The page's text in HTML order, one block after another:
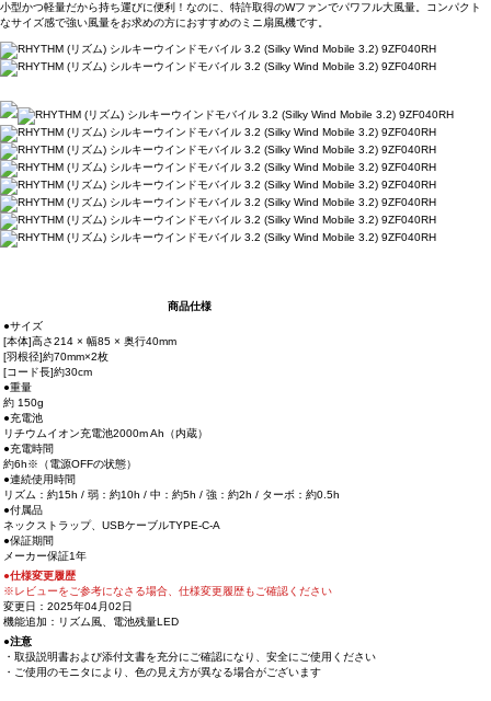
小型かつ軽量だから持ち運びに便利！なのに、特許取得のWファンでパワフル大風量。コンパクト
なサイズ感で強い風量をお求めの方におすすめのミニ扇風機です。
商品仕様
●サイズ
[本体]高さ214 × 幅85 × 奥行40mm
[羽根径]約70mm×2枚
[コード長]約30cm
●重量
約 150g
●充電池
リチウムイオン充電池2000m Ah（内蔵）
●充電時間
約6h※（電源OFFの状態）
●連続使用時間
リズム：約15h / 弱：約10h / 中：約5h / 強：約2h / ターボ：約0.5h
●付属品
ネックストラップ、USBケーブルTYPE-C-A
●保証期間
メーカー保証1年
●仕様変更履歴
※レビューをご参考になさる場合、仕様変更履歴もご確認ください
変更日：2025年04月02日
機能追加：リズム風、電池残量LED
●注意
・取扱説明書および添付文書を充分にご確認になり、安全にご使用ください
・ご使用のモニタにより、色の見え方が異なる場合がございます